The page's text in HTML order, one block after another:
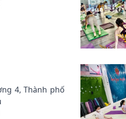
4, Thành phố